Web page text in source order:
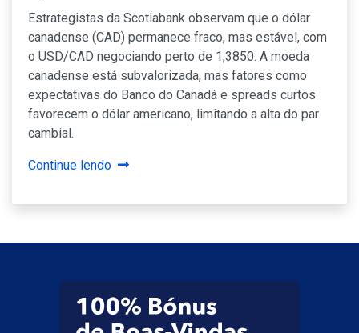
Estrategistas da Scotiabank observam que o dólar
canadense (CAD) permanece fraco, mas estável, com
o USD/CAD negociando perto de 1,3850. A moeda
canadense está subvalorizada, mas fatores como
expectativas do Banco do Canadá e spreads curtos
favorecem o dólar americano, limitando a alta do par
cambial.
Continue lendo